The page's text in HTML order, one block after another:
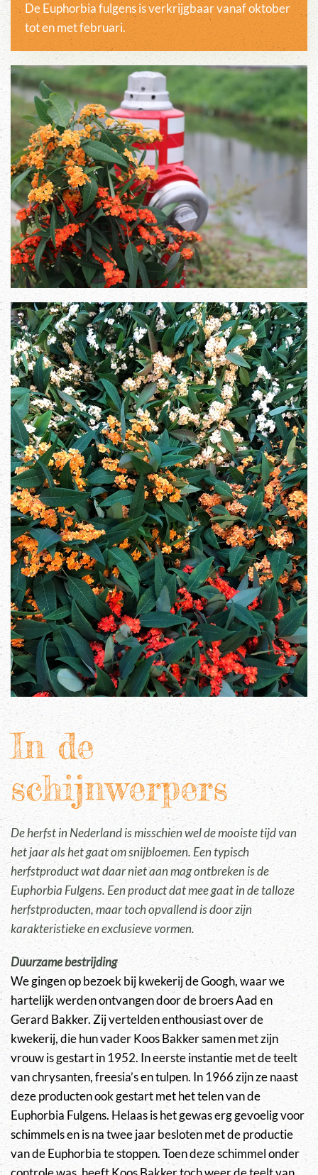
De Euphorbia fulgens is verkrijgbaar vanaf oktober
tot en met februari.
In de
schijnwerpers
De herfst in Nederland is misschien wel de mooiste tijd van
het jaar als het gaat om snijbloemen. Een typisch
herfstproduct wat daar niet aan mag ontbreken is de
Euphorbia Fulgens. Een product dat mee gaat in de talloze
herfstproducten, maar toch opvallend is door zijn
karakteristieke en exclusieve vormen.
Duurzame bestrijding
We gingen op bezoek bij kwekerij de Googh, waar we
hartelijk werden ontvangen door de broers Aad en
Gerard Bakker. Zij vertelden enthousiast over de
kwekerij, die hun vader Koos Bakker samen met zijn
vrouw is gestart in 1952. In eerste instantie met de teelt
van chrysanten, freesia’s en tulpen. In 1966 zijn ze naast
deze producten ook gestart met het telen van de
Euphorbia Fulgens. Helaas is het gewas erg gevoelig voor
schimmels en is na twee jaar besloten met de productie
van de Euphorbia te stoppen. Toen deze schimmel onder